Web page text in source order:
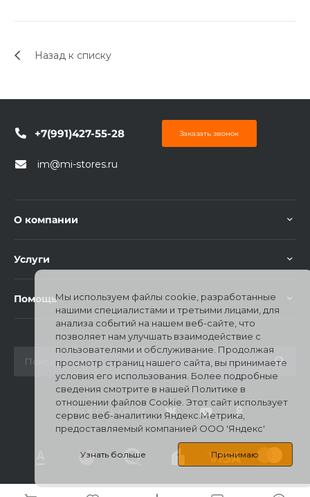
Назад к списку
+7(991)427-55-28 Заказать звонок
im@mi-stores.ru
О компании
Услуги
Помощь
Мы в соц. сетях
© 2026 Mi Stores, Все права защищены
Мы используем файлы cookie, разработанные
нашими специалистами и третьими лицами, для
анализа событий на нашем веб-сайте, что
позволяет нам улучшать взаимодействие с
пользователями и обслуживание. Продолжая
просмотр страниц нашего сайта, вы принимаете
условия его использования. Более подробные
сведения смотрите в нашей Политике в
отношении файлов Cookie. Этот сайт использует
сервис веб-аналитики Яндекс.Метрика,
предоставляемый компанией ООО 'Яндекс'
Узнать больше Принимаю